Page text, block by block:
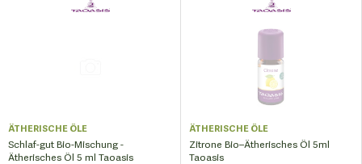
ÄTHERISCHE ÖLE
Schlaf-gut Bio-Mischung -
Ätherisches Öl 5 ml Taoasis
ÄTHERISCHE ÖLE
Zitrone Bio–Ätherisches Öl 5ml
Taoasis